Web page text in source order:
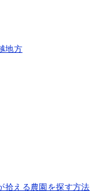
地方
拾える農園を探す方法